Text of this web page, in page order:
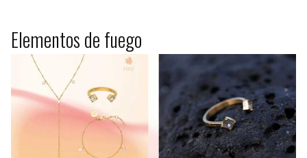
Elementos de fuego